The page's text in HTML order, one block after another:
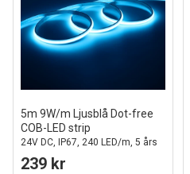
5m 9W/m Ljusblå Dot-free
COB-LED strip
24V DC, IP67, 240 LED/m, 5 års
garanti
239 kr